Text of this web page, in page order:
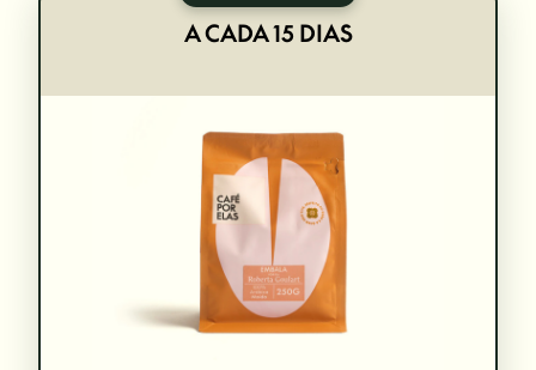
A CADA 15 DIAS